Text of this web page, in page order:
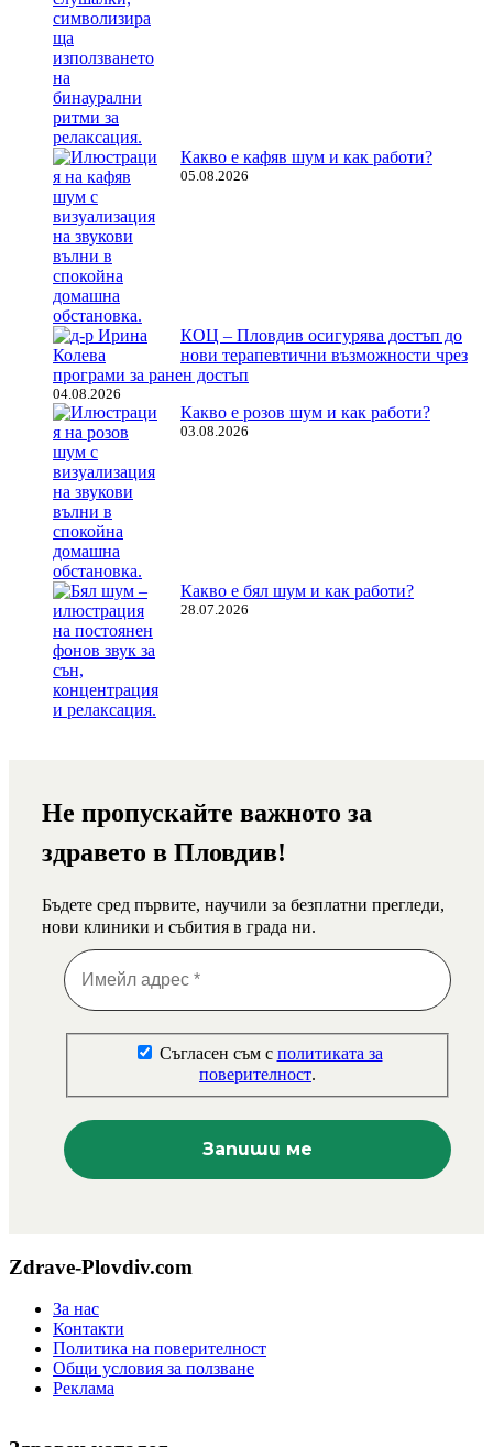
Какво е кафяв шум и как работи?
05.08.2026
КОЦ – Пловдив осигурява достъп до
нови терапевтични възможности чрез
програми за ранен достъп
04.08.2026
Какво е розов шум и как работи?
03.08.2026
Какво е бял шум и как работи?
28.07.2026
Не пропускайте важното за
здравето в Пловдив!
Бъдете сред първите, научили за безплатни прегледи,
нови клиники и събития в града ни.
Съгласен съм с политиката за
поверителност.
Zdrave-Plovdiv.com
За нас
Контакти
Политика на поверителност
Общи условия за ползване
Реклама